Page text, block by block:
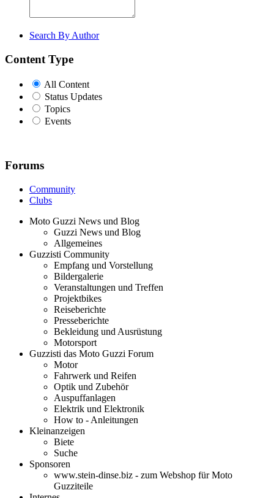
Search By Author
Content Type
All Content
Status Updates
Topics
Events
Forums
Community
Clubs
Moto Guzzi News und Blog
Guzzi News und Blog
Allgemeines
Guzzisti Community
Empfang und Vorstellung
Bildergalerie
Veranstaltungen und Treffen
Projektbikes
Reiseberichte
Presseberichte
Bekleidung und Ausrüstung
Motorsport
Guzzisti das Moto Guzzi Forum
Motor
Fahrwerk und Reifen
Optik und Zubehör
Auspuffanlagen
Elektrik und Elektronik
How to - Anleitungen
Kleinanzeigen
Biete
Suche
Sponsoren
www.stein-dinse.biz - zum Webshop für Moto
Guzziteile